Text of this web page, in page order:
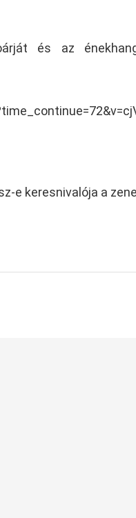
és az
e keresnivalója a